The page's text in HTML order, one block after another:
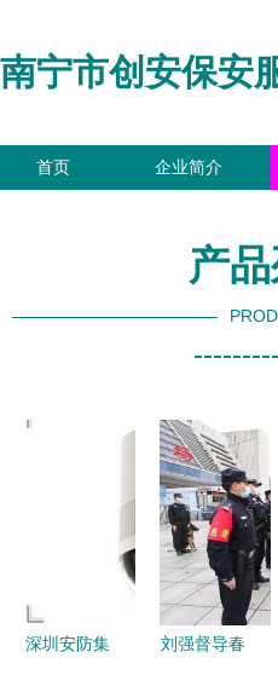
南宁市创安保安
首页 企业简介
产
深圳安防集
刘强督导春